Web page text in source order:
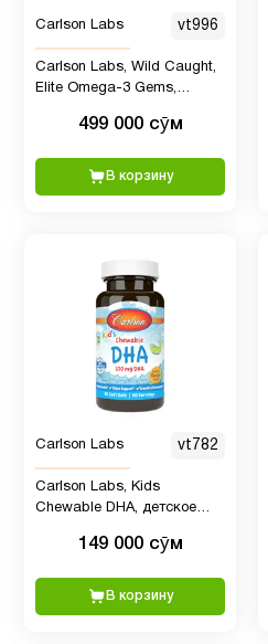
поступления
ногти и
волосы
(omega
31
Омега-3 5
ОРВИ
и
кашля
детей
2
Пожилым
Carlson Labs vt996
Carlson Labs, Wild Caught,
Elite Omega-3 Gems,
натуральный лимонный
таблеток
499 000 сӯм
В корзину
Carlson Labs vt782
Carlson Labs, Kids
Chewable DHA, детское
вкус, 100 мг, 60 штук
149 000 сӯм
В корзину